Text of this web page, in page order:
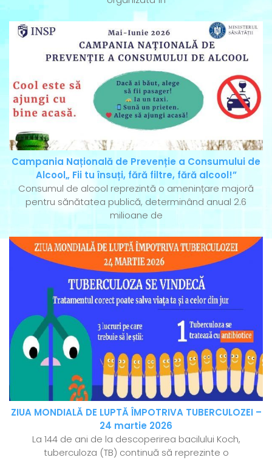
Campania Națională de Prevenție a Consumului de
Alcool„ Fii tu însuți, fără filtre, fără alcool!”
Consumul de alcool reprezintă o amenințare majoră
pentru sănătatea publică, determinând anual 2.6
milioane de
ZIUA MONDIALĂ DE LUPTĂ ÎMPOTRIVA TUBERCULOZEI –
24 martie 2026
La 144 de ani de la descoperirea bacilului Koch,
tuberculoza (TB) continuă să reprezinte o